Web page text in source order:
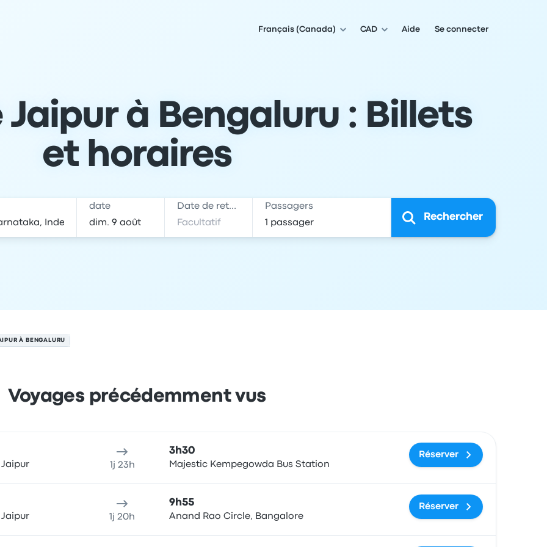
Français (Canada) CAD Aide Se connecter
à Bengaluru : Billets
et horaires
date Date de retour Passagers
Rechercher
À BENGALURU
Voyages précédemment vus
1j 23h
3h30
Majestic Kempegowda Bus Station
Réserver
1j 20h
9h55
Anand Rao Circle, Bangalore
Réserver